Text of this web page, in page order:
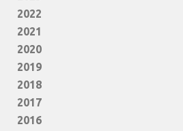
2022
2021
2020
2019
2018
2017
2016